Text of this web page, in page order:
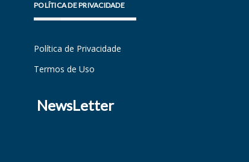
POLÍTICA DE PRIVACIDADE
Política de Privacidade
Termos de Uso
NewsLetter